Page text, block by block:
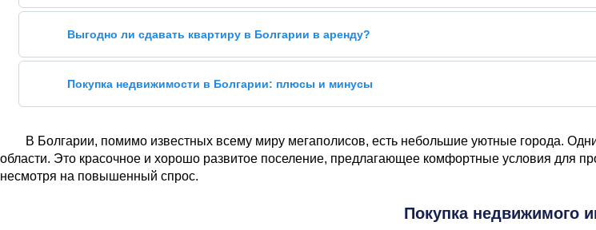
Выгодно ли сдавать квартиру в Болгарии в аренду?
Покупка недвижимости в Болгарии: плюсы и минусы
В Болгарии, помимо известных всему миру мегаполисов, есть небольшие уютные города.
области. Это красочное и хорошо развитое поселение, предлагающее комфортные условия для
несмотря на повышенный спрос.
Покупка недвижимого